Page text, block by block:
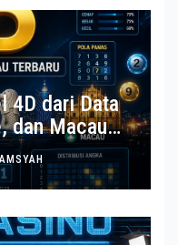
4D dari Data
dan Macau